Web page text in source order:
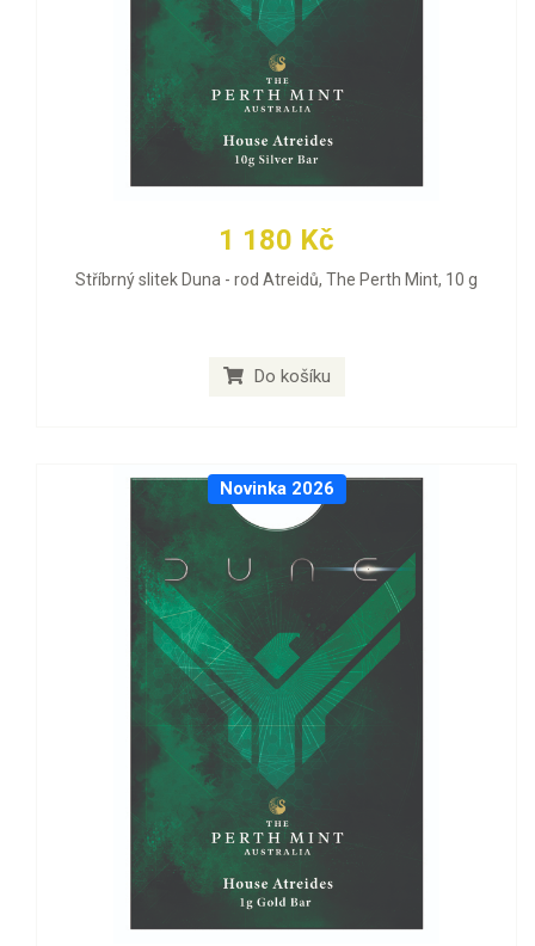
1 180 Kč
Stříbrný slitek Duna - rod Atreidů, The Perth Mint, 10 g
Do košíku
Novinka 2026